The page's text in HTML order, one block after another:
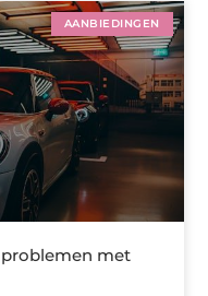
AANBIEDINGEN
met